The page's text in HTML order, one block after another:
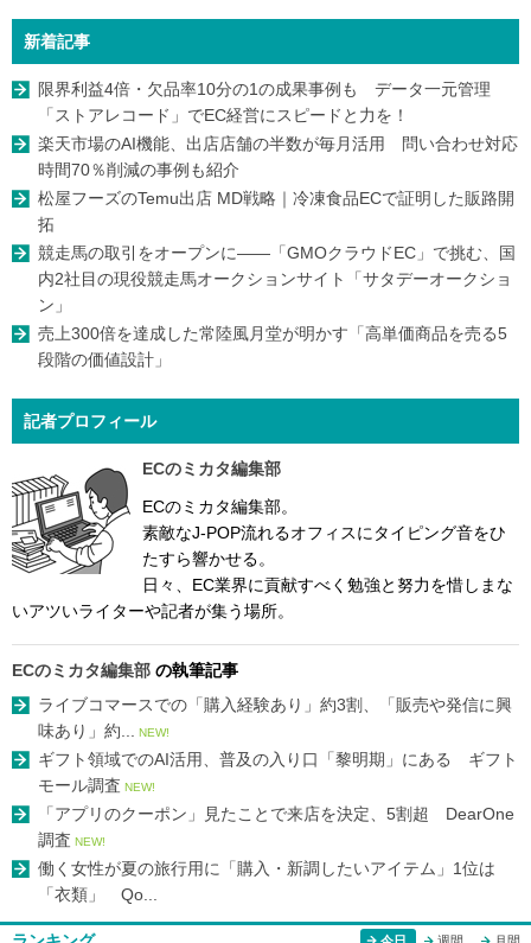
新着記事
限界利益4倍・欠品率10分の1の成果事例も データ一元管理
「ストアレコード」でEC経営にスピードと力を！
楽天市場のAI機能、出店店舗の半数が毎月活用 問い合わせ対応
時間70％削減の事例も紹介
松屋フーズのTemu出店 MD戦略｜冷凍食品ECで証明した販路開
拓
競走馬の取引をオープンに――「GMOクラウドEC」で挑む、国
内2社目の現役競走馬オークションサイト「サタデーオークショ
ン」
売上300倍を達成した常陸風月堂が明かす「高単価商品を売る5
段階の価値設計」
記者プロフィール
ECのミカタ編集部
ECのミカタ編集部。
素敵なJ-POP流れるオフィスにタイピング音をひ
たすら響かせる。
日々、EC業界に貢献すべく勉強と努力を惜しまな
いアツいライターや記者が集う場所。
ECのミカタ編集部 の執筆記事
ライブコマースでの「購入経験あり」約3割、「販売や発信に興
味あり」約...
NEW!
ギフト領域でのAI活用、普及の入り口「黎明期」にある ギフト
モール調査 NEW!
「アプリのクーポン」見たことで来店を決定、5割超 DearOne
調査 NEW!
働く女性が夏の旅行用に「購入・新調したいアイテム」1位は
「衣類」 Qo...